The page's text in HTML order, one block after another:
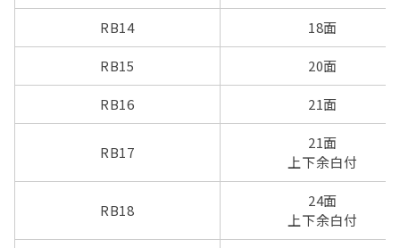
RB14 18面
RB15 20面
RB16 21面
RB17
21面
上下余白付
RB18
24面
上下余白付